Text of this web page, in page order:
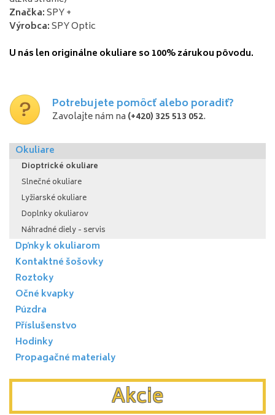
Značka:SPY+
Výrobca:SPYOptic
U nás len originálne okuliare so 100%zárukou pôvodu.
Potrebujete pomôcť alebo poradiť?
Zavolajte nám na (+420) 325 513 052.
Okuliare
Dioptrické okuliare
Slnečné okuliare
Lyžiarské okuliare
Doplnky okuliarov
Náhradné diely - servis
Dpňky k okuliarom
Kontaktné šošovky
Roztoky
Očné kvapky
Púzdra
Příslušenstvo
Hodinky
Propagačné materialy
Akcie